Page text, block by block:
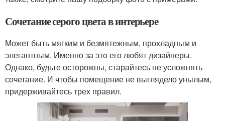
Сочетание серого цвета в интерьере
Может быть мягким и безмятежным, прохладным и
элегантным. Именно за это его любят дизайнеры.
Однако, будьте осторожны, старайтесь не усложнять
сочетание. И чтобы помещение не выглядело унылым,
придерживайтесь трех правил.